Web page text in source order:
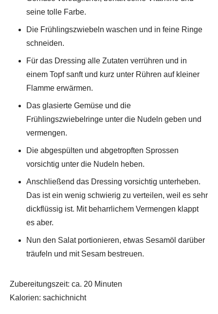
seine tolle Farbe.
Die Frühlingszwiebeln waschen und in feine Ringe
schneiden.
Für das Dressing alle Zutaten verrühren und in
einem Topf sanft und kurz unter Rühren auf kleiner
Flamme erwärmen.
Das glasierte Gemüse und die
Frühlingszwiebelringe unter die Nudeln geben und
vermengen.
Die abgespülten und abgetropften Sprossen
vorsichtig unter die Nudeln heben.
Anschließend das Dressing vorsichtig unterheben.
Das ist ein wenig schwierig zu verteilen, weil es sehr
dickflüssig ist. Mit beharrlichem Vermengen klappt
es aber.
Nun den Salat portionieren, etwas Sesamöl darüber
träufeln und mit Sesam bestreuen.
Zubereitungszeit: ca. 20 Minuten
Kalorien: sachichnicht